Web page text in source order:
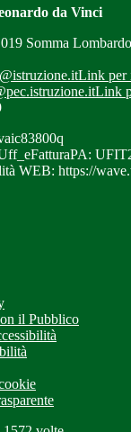
da Vinci
Somma
Link per
Link
WEB: https://
il Pubblico